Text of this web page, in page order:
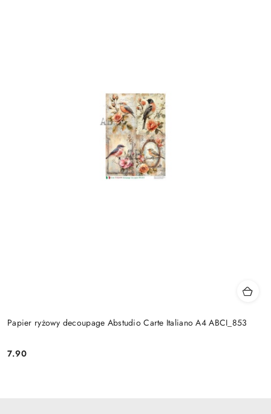
Papier ryżowy decoupage Abstudio Carte Italiano A4 ABCI_853
Cena:
7.90